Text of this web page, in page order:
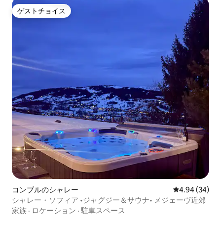
ゲストチョイス
ゲストチョイス
コンブルのシャレー レビュー34
4.94 (34)
シャレー・ソフィア •ジャグジー＆サウナ• メジェーヴ近郊
家族 · ロケーション ·駐車スペース